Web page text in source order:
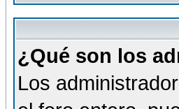
¿Qué son los
Los